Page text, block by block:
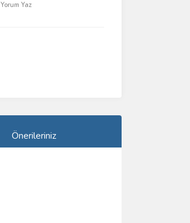
Yorum Yaz
Önerileriniz